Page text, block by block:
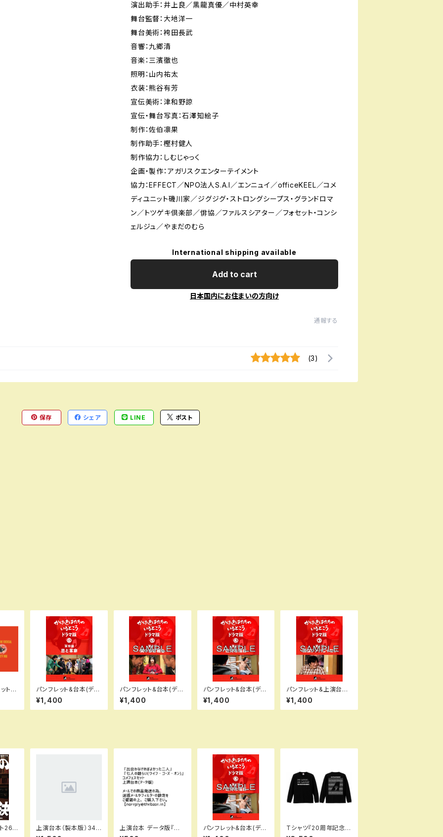
演出助手：井上良／黒龍真優／中村英幸
舞台監督：大地洋一
舞台美術：袴田長武
音響：九郷清
音楽：三濱徹也
照明：山内祐太
衣装：熊谷有芳
宣伝美術：津和野諒
宣伝・舞台写真：石澤知絵子
制作：佐伯凛果
制作助手：樫村健人
制作協力：しむじゃっく
企画・製作：アガリスクエンターテイメント
協力：EFFECT／NPO法人S.A.I／エンニュイ／officeKEEL／コメ
ディユニット磯川家／ジグジグ・ストロングシープス・グランドロマ
ン／トツゲキ倶楽部／俳協／ファルスシアター／フォセット・コンシ
ェルジュ／やまだのむら
International shipping available
Add to cart
日本国内にお住まいの方向け
通報する
(3)
保存 シェア LINE ポスト
ト
パンフレット&台本(デー
タ版)ドラマ版⑥第10話
【恋と革命】
¥1,400
パンフレット&台本(デー
タ版)ドラマ版⑤第9話
【真の革命戦士】
¥1,400
パンフレット&台本(デー
タ版)ドラマ版④第5話
【迂闊な総括】
¥1,400
パンフレット&上演台本
(データ版)かげきはたち
のいるところ【ドラマ版
③】第4話「僕はシンパじ
¥1,400
26t
上演台本（製本版）34t
h『さらば曽古野遊園
上演台本 データ版『出
会わなければよかった
パンフレット&台本(デー
タ版)ドラマ版④第5話
Tシャツ『20周年記念T
シャツ』（長袖）